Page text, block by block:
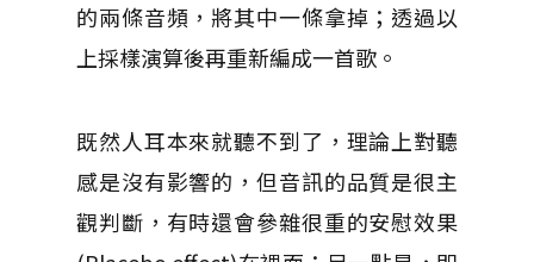
的兩條音頻，將其中一條拿掉；透過以
上採樣演算後再重新編成一首歌。
既然人耳本來就聽不到了，理論上對聽
感是沒有影響的，但音訊的品質是很主
觀判斷，有時還會參雜很重的安慰效果